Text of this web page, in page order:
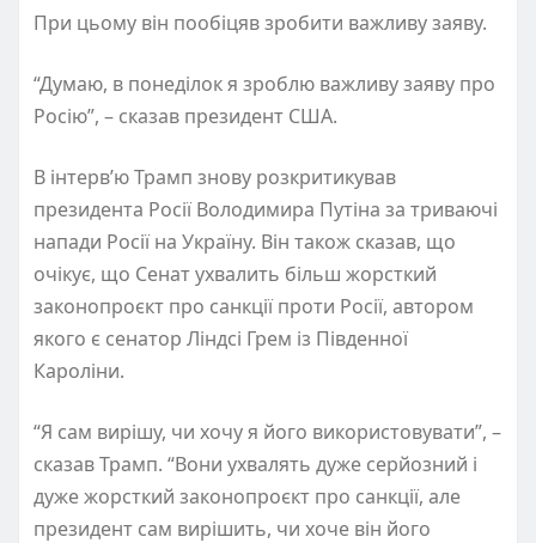
При цьому він пообіцяв зробити важливу заяву.
“Думаю, в понеділок я зроблю важливу заяву про
Росію”, – сказав президент США.
В інтерв’ю Трамп знову розкритикував
президента Росії Володимира Путіна за триваючі
напади Росії на Україну. Він також сказав, що
очікує, що Сенат ухвалить більш жорсткий
законопроєкт про санкції проти Росії, автором
якого є сенатор Ліндсі Грем із Південної
Кароліни.
“Я сам вирішу, чи хочу я його використовувати”, –
сказав Трамп. “Вони ухвалять дуже серйозний і
дуже жорсткий законопроєкт про санкції, але
президент сам вирішить, чи хоче він його